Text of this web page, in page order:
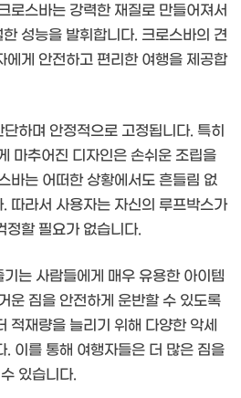
로스바는 강력한 재질로 만들어져서
성능을 발휘합니다. 크로스바의 견
에게 안전하고 편리한 여행을 제공합
하며 안정적으로 고정됩니다. 특히
추어진 디자인은 손쉬운 조립을
바는 어떠한 상황에서도 흔들림 없
따라서 사용자는 자신의 루프박스가
정할 필요가 없습니다.
는 사람들에게 매우 유용한 아이템
운 짐을 안전하게 운반할 수 있도록
적재량을 늘리기 위해 다양한 악세
. 이를 통해 여행자들은 더 많은 짐을
있습니다.